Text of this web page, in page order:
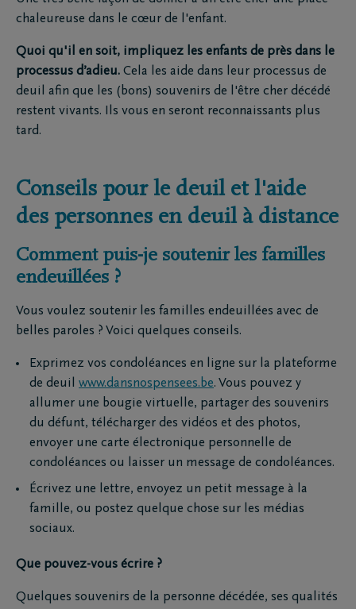
chaleureuse dans le cœur de l'enfant.
Quoi qu'il en soit, impliquez les enfants de près dans le
processus d’adieu. Cela les aide dans leur processus de
deuil afin que les (bons) souvenirs de l'être cher décédé
restent vivants. Ils vous en seront reconnaissants plus
tard.
Conseils pour le deuil et l'aide
des personnes en deuil à distance
Comment puis-je soutenir les familles
endeuillées ?
Vous voulez soutenir les familles endeuillées avec de
belles paroles ? Voici quelques conseils.
Exprimez vos condoléances en ligne sur la plateforme
de deuil www.dansnospensees.be. Vous pouvez y
allumer une bougie virtuelle, partager des souvenirs
du défunt, télécharger des vidéos et des photos,
envoyer une carte électronique personnelle de
condoléances ou laisser un message de condoléances.
Écrivez une lettre, envoyez un petit message à la
famille, ou postez quelque chose sur les médias
sociaux.
Que pouvez-vous écrire ?
Quelques souvenirs de la personne décédée, ses qualités